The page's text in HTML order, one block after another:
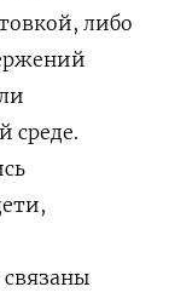
либо
среде.